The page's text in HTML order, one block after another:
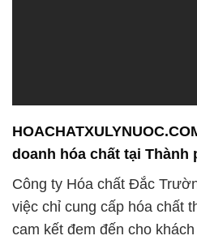
doanh hóa chất tại Thành
Công ty Hóa chất Đắc
việc chỉ cung cấp hóa chất
cam kết đem đến cho